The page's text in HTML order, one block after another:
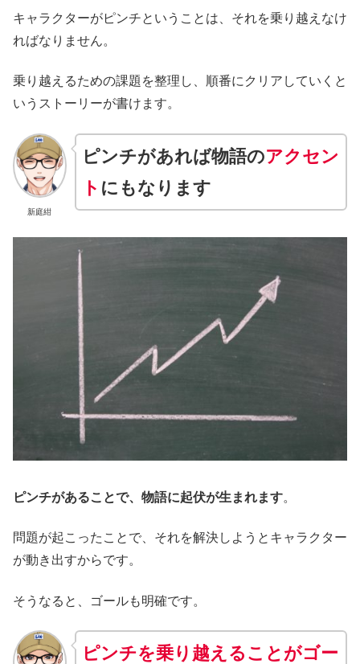
キャラクターがピンチということは、それを乗り越えなけ
ればなりません。
乗り越えるための課題を整理し、順番にクリアしていくと
いうストーリーが書けます。
新庭紺
ピンチがあれば物語のアクセン
ト にもなります
ピンチがあることで、物語に起伏が生まれます。
問題が起こったことで、それを解決しようとキャラクター
が動き出すからです。
そうなると、ゴールも明確です。
ピンチを乗り越えることがゴー